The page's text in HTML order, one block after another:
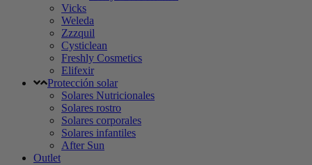
Vicks
Weleda
Zzzquil
Cysticlean
Freshly Cosmetics
Elifexir
Protección solar
Solares Nutricionales
Solares rostro
Solares corporales
Solares infantiles
After Sun
Outlet